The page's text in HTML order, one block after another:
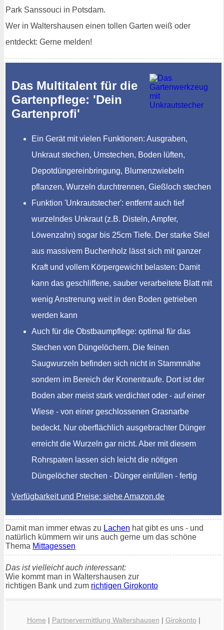
Park Sanssouci in Potsdam.
Wer in Waltershausen einen tollen Garten weiß oder
entdeckt: Gerne melden!
Das Multitalent für die
Gartenpflege: 'Dein
Gartenprofi'
Ein Gerät mit vielen Funktionen: Ausgraben,
Unkraut stechen, Umstechen, Boden lüften,
Depotdüngereinbringung, Blumenzwiebeln
pflanzen, Wurzeln durchtrennen, Gießloch stechen
Funktion 'Unkrautstecher': entfernt auch tief
wurzelndes Unkraut (z.B. Disteln, Ampfer,
Löwenzahn) sogar bis 25cm Tiefe. Der starke Stiel
aus massivem Buchenholz lässt sich mit ganzer
Kraft und vollem Körpergewicht belasten: Damit
kann das geschliffene, sauber verarbeitete Blatt mit
wenig Anstrenung weit in den Boden getrieben
werden kann
Auch für die Obstbaumpflege: optimal für das
Stechen von Düngelöchern. Die feinen
Saugwurzeln befinden sich nicht in Stammnähe
sondern im Bereich der Kronentraufe. Dort ist der
Boden aber meist stark verdichtet oder - auf einer
Wiese - von einer geschlossenen Grasnarbe
bedeckt. Nur oberflächlich ausgebrachter Dünger
erreicht die Wurzeln gar nicht. Aber mit diesem
Rohrspaten lassen sich leicht die nötigen
Düngelöcher stechen - Dünger einfüllen - fertig
Verfügbarkeit und Preise: siehe Amazon.de
Damit man immer etwas zu Lachen hat gibt es uns - und
natürlich kümmern wir uns auch gerne um das schöne
Thema Mittagessen
Das ist vielleicht auch interessant:
Wie kommt man in Waltershausen zur
richtigen Bank und zum richtigen Girokonto
Home | Partnervermittlung Waltershausen | Girokonto |